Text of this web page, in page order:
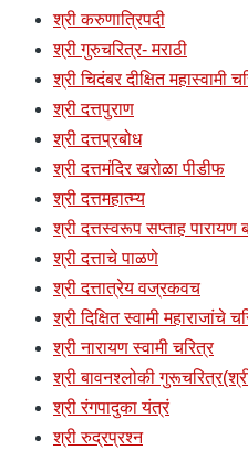
श्री करुणात्रिपदी
श्री गुरुचरित्र- मराठी
श्री चिदंबर दीक्षित महास्वामी
श्री दत्तपुराण
श्री दत्तप्रबोध
श्री दत्तमंदिर खरोळा पीडीफ
श्री दत्तमहात्म्य
श्री दत्तस्वरूप सप्ताह पारायण
श्री दत्ताचे पाळणे
श्री दत्तात्रेय वज्रकवच
श्री दिक्षित स्वामी महाराजांचे
श्री नारायण स्वामी चरित्र
श्री बावनश्लोकी
श्री रंगपादुका यंत्रं
श्री रुद्रप्रश्न